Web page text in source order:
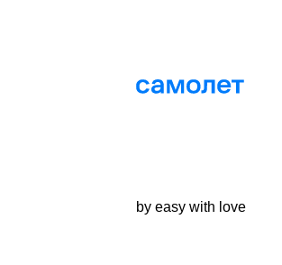
by easy with love